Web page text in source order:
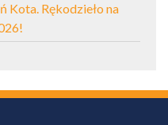
Kota. Rękodzieło na